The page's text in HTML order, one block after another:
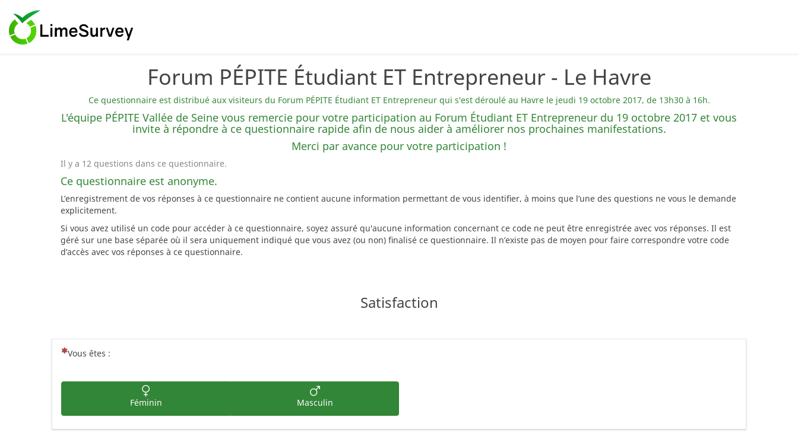
Forum PÉPITE Étudiant ET Entrepreneur - Le Havre
Ce questionnaire est distribué aux visiteurs du Forum PÉPITE Étudiant ET Entrepreneur qui s'est déroulé au Havre le jeudi 19 octobre 2017, de 13h30 à 16h.
L'équipe PÉPITE Vallée de Seine vous remercie pour votre participation au Forum Étudiant ET Entrepreneur du 19 octobre 2017 et vous
invite à répondre à ce questionnaire rapide afin de nous aider à améliorer nos prochaines manifestations.
Merci par avance pour votre participation !
Il y a 12 questions dans ce questionnaire.
Ce questionnaire est anonyme.
L’enregistrement de vos réponses à ce questionnaire ne contient aucune information permettant de vous identifier, à moins que l’une des questions ne vous le demande
explicitement.
Si vous avez utilisé un code pour accéder à ce questionnaire, soyez assuré qu'aucune information concernant ce code ne peut être enregistrée avec vos réponses. Il est
géré sur une base séparée où il sera uniquement indiqué que vous avez (ou non) finalisé ce questionnaire. Il n’existe pas de moyen pour faire correspondre votre code
d’accès avec vos réponses à ce questionnaire.
Satisfaction
(Cette question est obligatoire)
Vous êtes :
Féminin Masculin